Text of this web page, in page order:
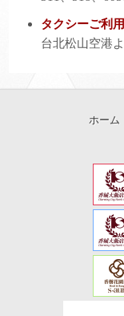
タクシーご利
台北松山空港
ホーム